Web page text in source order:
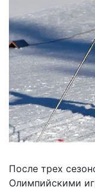
После трех
Олимпийскими